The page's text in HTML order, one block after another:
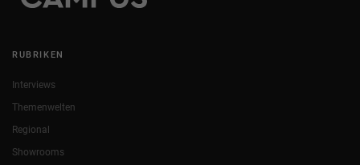
RUBRIKEN
Interviews
Themenwelten
Regional
Showrooms